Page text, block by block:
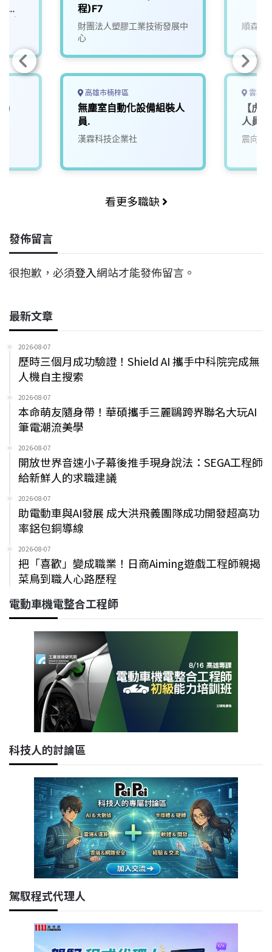
供
)
程)F7
財團法人塑膠工業技術發展中
心
高雄市楠梓區
無塵室自動化設備組裝人
員.
漢霖科技企業社
順森科
雲林
【虎
人員
震向科
看更多職缺
發佈留言
很抱歉，必須登入網站才能發佈留言。
最新文章
2026-08-07
歷時三個月成功驗證！Shield AI 攜手中科院完成無
人機自主搜索
2026-08-07
本命萌友隨身帶！華碩攜手三麗鷗跨界聯名大玩AI
筆電潮流美學
2026-08-07
開放世界音速小子幕後推手現身說法：SEGA工程師
給新鮮人的求職建議
2026-08-07
助電動車與AI發展 成大洪飛義團隊成功開發超高功
率鋁包銅導線
2026-08-07
把「喜歡」變成職業！日商Aiming遊戲工程師親揭
菜鳥到職人心路歷程
電動車機電整合工程師
科技人的討論區
駕馭程式代理人